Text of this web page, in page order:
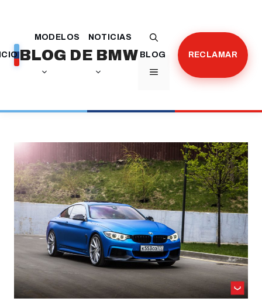
contenido
BLOG DE BMW
MENÚ
MODELOS
NOTICIAS
BLOG
RECLAMAR